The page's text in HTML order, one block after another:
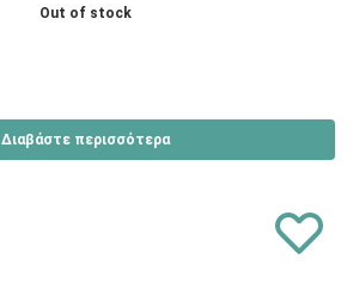
Out of stock
Διαβάστε περισσότερα